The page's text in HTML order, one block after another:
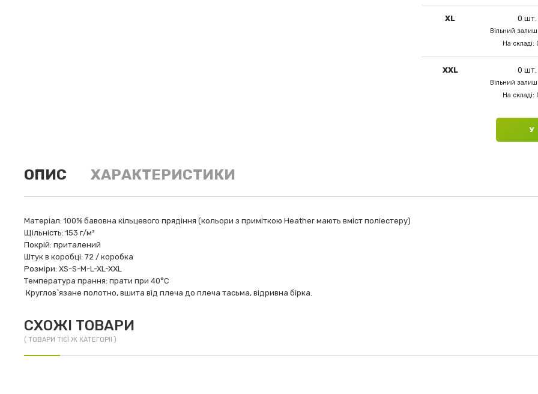
XL 0 шт.
Вільний
На складі:
XXL 0 шт.
Вільний
На складі:
У
ОПИС ХАРАКТЕРИСТИКИ
Матеріал: 100% бавовна кільцевого прядіння (кольори з приміткою Heather мають вміст поліестеру)
Щільність: 153 г/м²
Покрій: приталений
Штук в коробці: 72 / коробка
Розміри: XS-S-M-L-XL-XXL
Температура прання: прати при 40°C
Круглов`язане полотно, вшита від плеча до плеча тасьма, відривна бірка.
СХОЖІ ТОВАРИ
( ТОВАРИ ТІЄЇ Ж КАТЕГОРІЇ )